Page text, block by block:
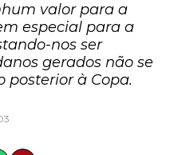
valor para a
especial para a
nos ser
gerados não se
posterior à Copa.